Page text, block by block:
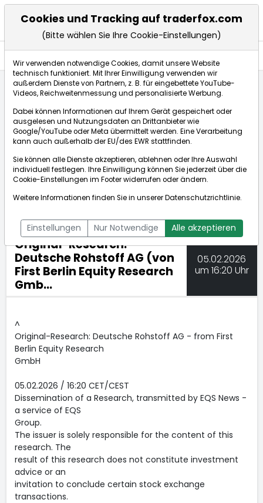
Original-Research: Deutsche Rohstoff AG (von First...
dpa-AFX Compact
ÜBERSICHT DPA-AFX PROFEED
DPA-AFX COMPACT
NEWSBOT
Original-Research:
Deutsche Rohstoff AG (von
First Berlin Equity Research
Gmb...
05.02.2026
um 16:20 Uhr
^
Original-Research: Deutsche Rohstoff AG - from First
Berlin Equity Research
GmbH
05.02.2026 / 16:20 CET/CEST
Dissemination of a Research, transmitted by EQS News -
a service of EQS
Group.
The issuer is solely responsible for the content of this
research. The
result of this research does not constitute investment
advice or an
invitation to conclude certain stock exchange
transactions.
Cookies und Tracking auf traderfox.com
(Bitte wählen Sie Ihre Cookie-Einstellungen)
Wir verwenden notwendige Cookies, damit unsere Website
technisch funktioniert. Mit Ihrer Einwilligung verwenden wir
außerdem Dienste von Partnern, z. B. für eingebettete YouTube-
Videos, Reichweitenmessung und personalisierte Werbung.
Dabei können Informationen auf Ihrem Gerät gespeichert oder
ausgelesen und Nutzungsdaten an Drittanbieter wie
Google/YouTube oder Meta übermittelt werden. Eine Verarbeitung
kann auch außerhalb der EU/des EWR stattfinden.
Sie können alle Dienste akzeptieren, ablehnen oder Ihre Auswahl
individuell festlegen. Ihre Einwilligung können Sie jederzeit über die
Cookie-Einstellungen im Footer widerrufen oder ändern.
Weitere Informationen finden Sie in unsererDatenschutzrichtlinie.
Einstellungen Nur Notwendige Alle akzeptieren